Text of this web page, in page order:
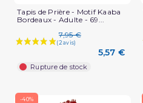
Tapis de Prière - Motif Kaaba
Bordeaux - Adulte - 69...
7,95 €
5,57 €
Rupture de stock
-40%